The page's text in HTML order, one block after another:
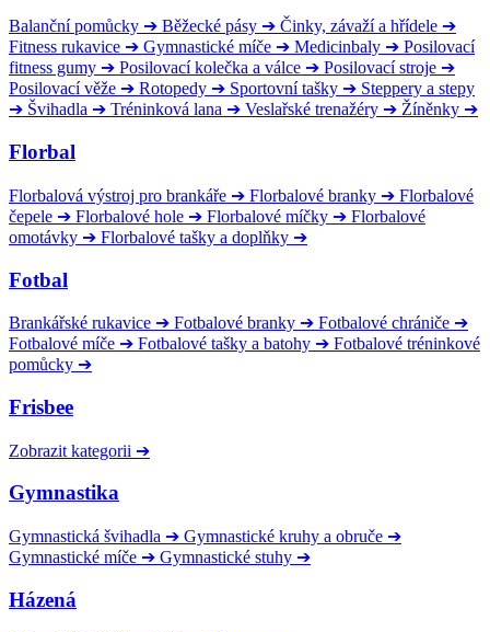
Balanční pomůcky ➔ Běžecké pásy ➔ Činky, závaží a hřídele ➔
Fitness rukavice ➔ Gymnastické míče ➔ Medicinbaly ➔ Posilovací
fitness gumy ➔ Posilovací kolečka a válce ➔ Posilovací stroje ➔
Posilovací věže ➔ Rotopedy ➔ Sportovní tašky ➔ Steppery a stepy
➔ Švihadla ➔ Tréninková lana ➔ Veslařské trenažéry ➔ Žíněnky ➔
Florbal
Florbalová výstroj pro brankáře ➔ Florbalové branky ➔ Florbalové
čepele ➔ Florbalové hole ➔ Florbalové míčky ➔ Florbalové
omotávky ➔ Florbalové tašky a doplňky ➔
Fotbal
Brankářské rukavice ➔ Fotbalové branky ➔ Fotbalové chrániče ➔
Fotbalové míče ➔ Fotbalové tašky a batohy ➔ Fotbalové tréninkové
pomůcky ➔
Frisbee
Zobrazit kategorii ➔
Gymnastika
Gymnastická švihadla ➔ Gymnastické kruhy a obruče ➔
Gymnastické míče ➔ Gymnastické stuhy ➔
Házená